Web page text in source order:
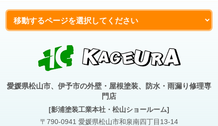
愛媛県松山市、伊予市の外壁・屋根塗装、防水・雨漏り修理専
門店
[影浦塗装工業本社・松山ショールーム]
〒790-0941 愛媛県松山市和泉南四丁目13-14